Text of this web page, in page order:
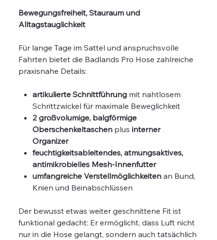
Bewegungsfreiheit, Stauraum und
Alltagstauglichkeit
Für lange Tage im Sattel und anspruchsvolle
Fahrten bietet die Badlands Pro Hose zahlreiche
praxisnahe Details:
artikulierte Schnittführung mit nahtlosem
Schrittzwickel für maximale Beweglichkeit
2 großvolumige, balgförmige
Oberschenkeltaschen plusinterner
Organizer
feuchtigkeitsableitendes, atmungsaktives,
antimikrobielles Mesh-Innenfutter
umfangreiche Verstellmöglichkeiten an Bund,
Knien und Beinabschlüssen
Der bewusst etwas weiter geschnittene Fit ist
funktional gedacht: Er ermöglicht, dass Luft nicht
nur in die Hose gelangt, sondern auch tatsächlich